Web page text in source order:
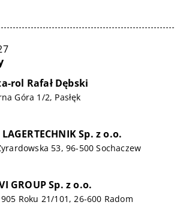
rol Rafał Dębski
Góra 1/2, Pasłęk
Sp. z o.o.
53, 96-500 Sochaczew
GROUP Sp. z o.o.
Roku 21/101, 26-600 Radom